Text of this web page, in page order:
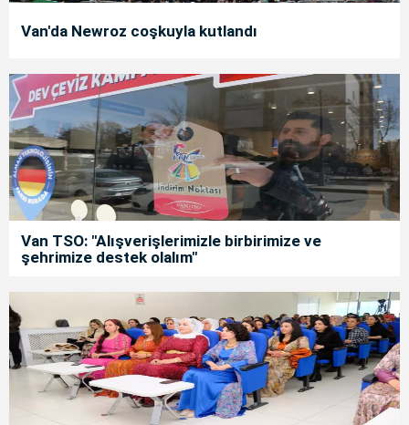
Van'da Newroz coşkuyla kutlandı
Van TSO: "Alışverişlerimizle birbirimize ve
şehrimize destek olalım"